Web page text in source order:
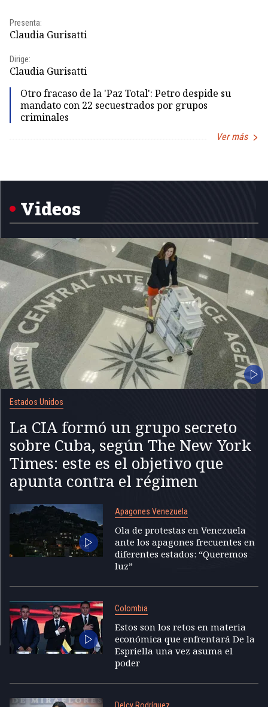
Presenta:
Claudia Gurisatti
Dirige:
Claudia Gurisatti
Otro fracaso de la 'Paz Total': Petro despide su
mandato con 22 secuestrados por grupos
criminales
Ver más
5
Videos
Estados Unidos
La CIA formó un grupo secreto
sobre Cuba, según The New York
Times: este es el objetivo que
apunta contra el régimen
Apagones Venezuela
Ola de protestas en Venezuela
ante los apagones frecuentes en
diferentes estados: “Queremos
luz”
Colombia
Estos son los retos en materia
económica que enfrentará De la
Espriella una vez asuma el
poder